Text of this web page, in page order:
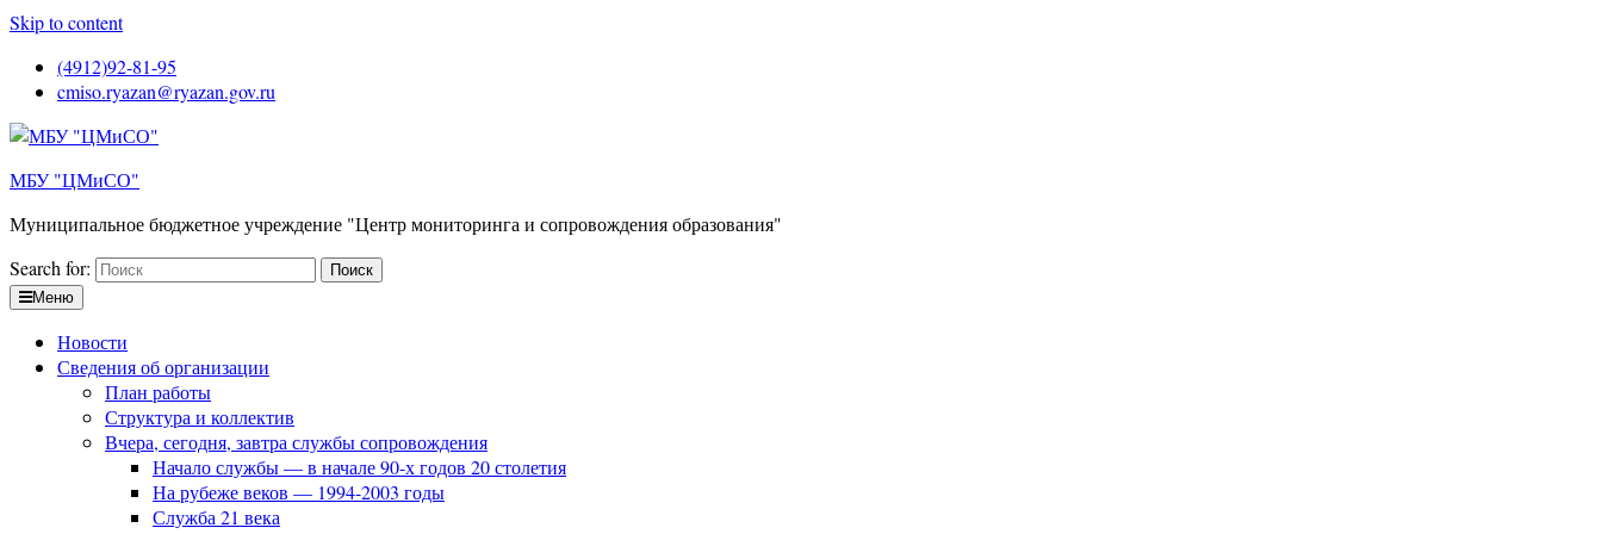
Skip to content
(4912)92-81-95
cmiso.ryazan@ryazan.gov.ru
МБУ "ЦМиСО"
Муниципальное бюджетное учреждение "Центр мониторинга и сопровождения образования"
Search for:
Меню
Новости
Сведения об организации
План работы
Структура и коллектив
Вчера, сегодня, завтра службы сопровождения
Начало службы — в начале 90-х годов 20 столетия
На рубеже веков — 1994-2003 годы
Служба 21 века